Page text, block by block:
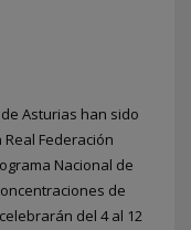
Asturias han sido
Federación
Nacional de
de
del 4 al 12